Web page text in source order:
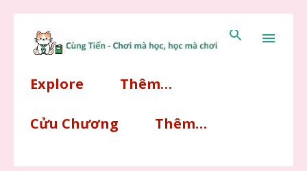
Chuyển đến nội dung chính
Explore Thêm…
Cửu Chương Thêm…